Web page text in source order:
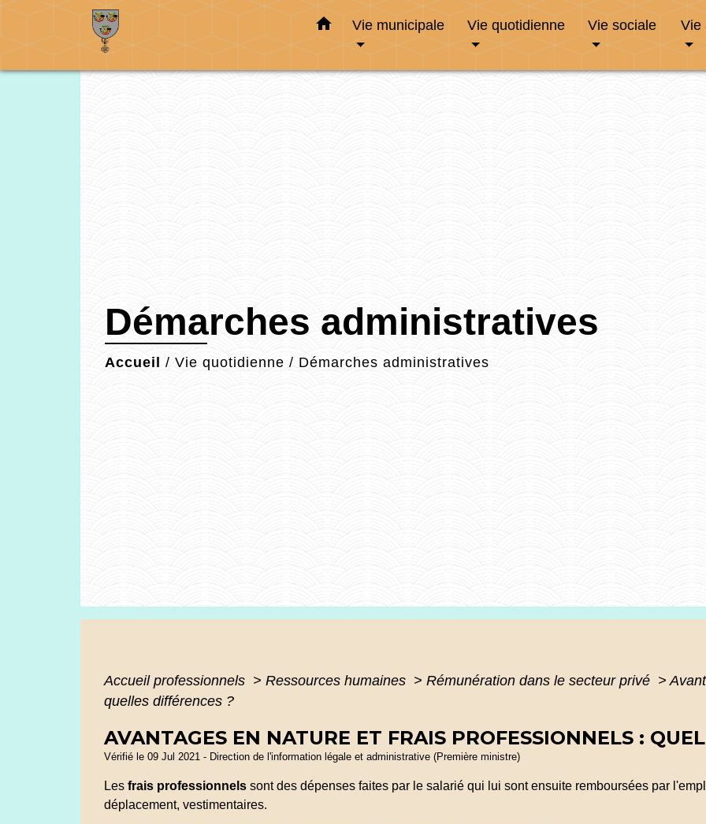
home Vie municipale Vie quotidienne Vie sociale Vie
Démarches administratives
Accueil / Vie quotidienne / Démarches administratives
Accueil professionnels > Ressources humaines > Rémunération dans le secteur privé >
quelles différences ?
AVANTAGES EN NATURE ET FRAIS PROFESSIONNELS :
Vérifié le 09 Jul 2021 - Direction de l'information légale et administrative (Première ministre)
Les frais professionnels sont des dépenses faites par le salarié qui lui sont ensuite remboursées par
déplacement, vestimentaires.